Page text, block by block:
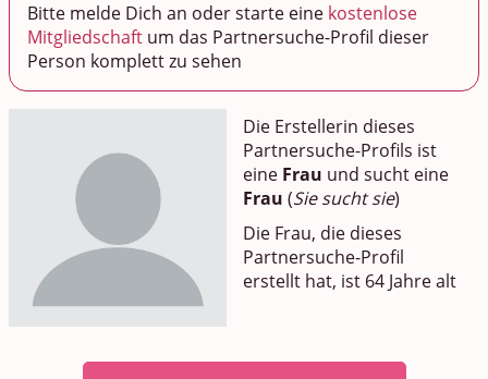
Bitte melde Dich an oder starte eine kostenlose
Mitgliedschaft um das Partnersuche-Profil dieser
Person komplett zu sehen
Die Erstellerin dieses
Partnersuche-Profils ist
eine Frau und sucht eine
Frau (Sie sucht sie)
Die Frau, die dieses
Partnersuche-Profil
erstellt hat, ist 64 Jahre alt